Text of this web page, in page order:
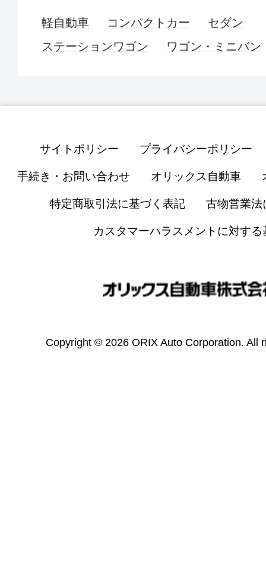
軽自動車 コンパクトカー
セダン
ステーションワゴン
ワゴン・ミニバン
サイトポリシー プライバシーポリシー
手続き・お問い合わせ オリックス自動車
特定商取引法に基づく表記 古物営業法
カスタマーハラスメントに対する
Copyright © 2026 ORIX Auto Corporation. All